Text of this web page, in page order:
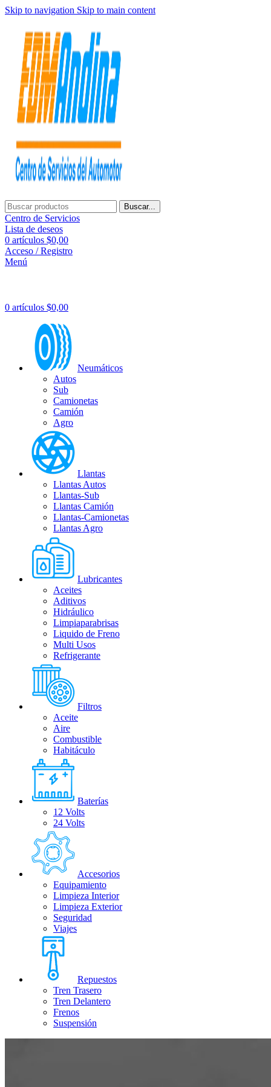
Skip to navigation Skip to main content
Buscar...
Centro de Servicios
Lista de deseos
0 artículos $0,00
Acceso / Registro
Menú
0 artículos $0,00
Neumáticos
Autos
Sub
Camionetas
Camión
Agro
Llantas
Llantas Autos
Llantas-Sub
Llantas Camión
Llantas-Camionetas
Llantas Agro
Lubricantes
Aceites
Aditivos
Hidráulico
Limpiaparabrisas
Liquido de Freno
Multi Usos
Refrigerante
Filtros
Aceite
Aire
Combustible
Habitáculo
Baterías
12 Volts
24 Volts
Accesorios
Equipamiento
Limpieza Interior
Limpieza Exterior
Seguridad
Viajes
Repuestos
Tren Trasero
Tren Delantero
Frenos
Suspensión